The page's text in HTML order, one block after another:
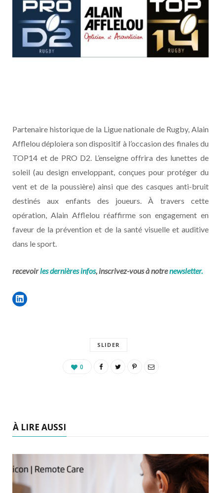
Partenaire historique de la Ligue nationale de Rugby, Alain
Afflelou déploiera son dispositif à l’occasion des finales du
TOP14 et de PRO D2. L’enseigne offrira des lunettes de
soleil (au design enveloppant, conçues pour protéger du
vent et de la poussière) ainsi que des casques anti-bruit
destinés aux enfants des joueurs. À travers cette
opération, Alain Afflelou réaffirme son engagement en
faveur de la prévention et de la santé visuelle et auditive
dans le sport.
recevoirles dernières infos, inscrivez-vous à notrenewsletter.
SLIDER
0
À LIRE AUSSI